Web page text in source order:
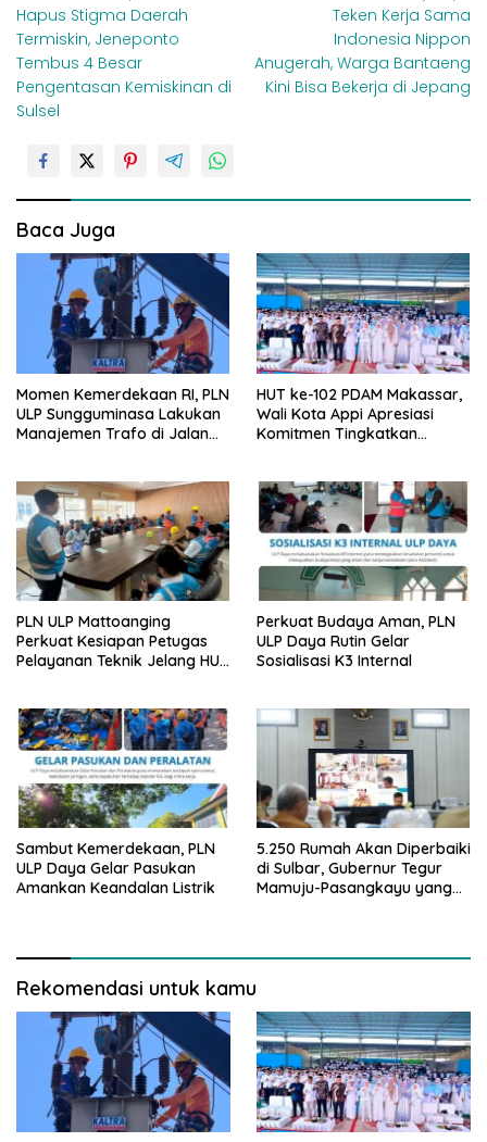
a
v
i
g
i
p
Hapus Stigma Daerah
Termiskin, Jeneponto
Tembus 4 Besar
Pengentasan Kemiskinan di
Sulsel
Teken Kerja Sama
Indonesia Nippon
Anugerah, Warga Bantaeng
Kini Bisa Bekerja di Jepang
Baca Juga
Momen Kemerdekaan RI, PLN
ULP Sungguminasa Lakukan
Manajemen Trafo di Jalan
HUT ke-102 PDAM Makassar,
Wali Kota Appi Apresiasi
Komitmen Tingkatkan
PLN ULP Mattoanging
Perkuat Kesiapan Petugas
Pelayanan Teknik Jelang HUT
Perkuat Budaya Aman, PLN
ULP Daya Rutin Gelar
Sosialisasi K3 Internal
Sambut Kemerdekaan, PLN
ULP Daya Gelar Pasukan
Amankan Keandalan Listrik
5.250 Rumah Akan Diperbaiki
di Sulbar, Gubernur Tegur
Mamuju-Pasangkayu yang
Rekomendasi untuk kamu